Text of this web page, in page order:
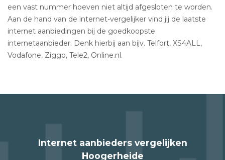
een vast nummer hoeven niet altijd afgesloten te worden.
Aan de hand van de internet-vergelijker vind jij de laatste
internet aanbiedingen bij de goedkoopste
internetaanbieder. Denk hierbij aan bijv. Telfort, XS4ALL,
Vodafone, Ziggo, Tele2, Online.nl.
Internet aanbieders vergelijken
Hoogerheide